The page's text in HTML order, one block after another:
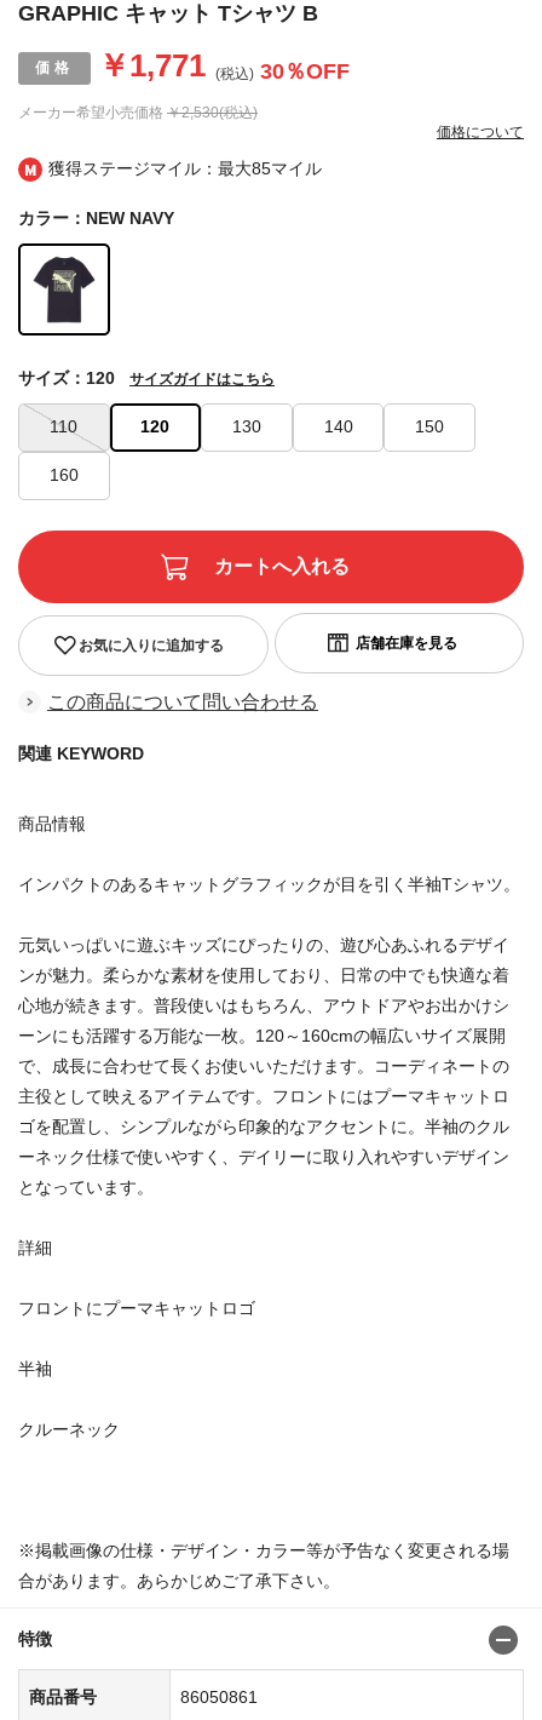
獲得ステージマイル：最大85マイル
GRAPHIC キャット Tシャツ B
メーカー希望小売価格 ￥2,530(税込)
￥1,771 (税込) 30％OFF
価格について
カラー：NEW NAVY
110 120 130 140 150
160
サイズ：120 サイズガイドはこちら
お気に入りに追加する
この商品について問い合わせる
関連 KEYWORD
商品情報
インパクトのあるキャットグラフィックが目を引く半袖Tシャツ。
元気いっぱいに遊ぶキッズにぴったりの、遊び心あふれるデザイ
ンが魅力。柔らかな素材を使用しており、日常の中でも快適な着
心地が続きます。普段使いはもちろん、アウトドアやお出かけシ
ーンにも活躍する万能な一枚。120～160cmの幅広いサイズ展開
で、成長に合わせて長くお使いいただけます。コーディネートの
主役として映えるアイテムです。フロントにはプーマキャットロ
ゴを配置し、シンプルながら印象的なアクセントに。半袖のクル
ーネック仕様で使いやすく、デイリーに取り入れやすいデザイン
となっています。
詳細
フロントにプーマキャットロゴ
半袖
クルーネック
※掲載画像の仕様・デザイン・カラー等が予告なく変更される場
合があります。あらかじめご了承下さい。
特徴
商品番号 86050861